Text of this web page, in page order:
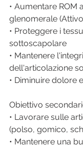
• Aumentare ROM
glenomerale
• Proteggere i
sottoscapolare
• Mantenere
dell'articolazione
• Diminuire dolore
Obiettivo
• Lavorare sulle
(polso, gomico,
• Mantenere una